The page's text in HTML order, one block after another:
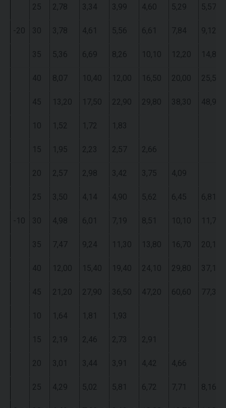
25 2,78 3,34 3,99 4,60 5,29 5,57
-20 30 3,78 4,61 5,56 6,61 7,84 9,12
35 5,36 6,69 8,26 10,10 12,20 14,80
40 8,07 10,40 12,00 16,50 20,00 25,50
45 13,20 17,50 22,90 29,80 38,30 48,90
10 1,52 1,72 1,83
15 1,95 2,23 2,57 2,66
20 2,57 2,98 3,42 3,75 4,09
25 3,50 4,14 4,90 5,62 6,45 6,81
-10 30 4,98 6,01 7,19 8,51 10,10 11,70
35 7,47 9,24 11,30 13,80 16,70 20,10
40 12,00 15,40 19,40 24,10 29,80 37,10
45 21,20 27,90 36,50 47,20 60,60 77,30
10 1,64 1,81 1,93
15 2,19 2,46 2,73 2,91
20 3,01 3,44 3,91 4,42 4,66
25 4,29 5,02 5,81 6,72 7,71 8,16